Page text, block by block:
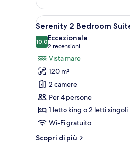
Suite
Infinity
Pool
Caldera
View
Apri
tutte
le
foto
per
Serenity
2
Bedroom
Suite
with
Private
7
Serenity 2 Bedroom
10,010,0 su 10
Eccezionale
2 recensioni
(2
recensioni)
Vista mare
120 m²
2 camere
Per 4 persone
1 letto king o 2 letti singoli
Wi-Fi gratuito
Scopri di più
Altri